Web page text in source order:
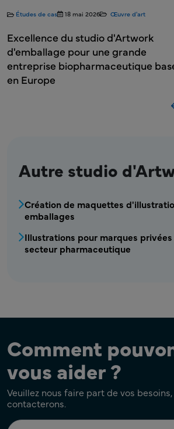
Autre studio
MPR - Bloc de menu du
Création de maquettes
emballages
Illustrations pour marques privées
secteur pharmaceutique
Comment
vous aider ?
Veuillez nous faire part de vos
contacterons.